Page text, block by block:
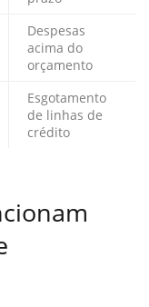
Despesas
acima do
orçamento
Esgotamento
de linhas de
crédito